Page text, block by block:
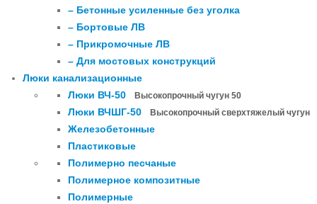
– Бетонные усиленные без уголка
– Бортовые ЛВ
– Прикромочные ЛВ
– Для мостовых конструкций
Люки канализационные
Люки ВЧ-50
Высокопрочный чугун 50
Люки ВЧШГ-50 Высокопрочный сверхтяжелый чугун
Железобетонные
Пластиковые
Полимерно песчаные
Полимерное композитные
Полимерные